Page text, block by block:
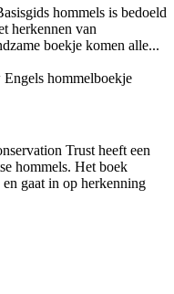
hommels is bedoeld
herkennen van
boekje komen alle...
Trust heeft een
hommels. Het boek
gaat in op herkenning